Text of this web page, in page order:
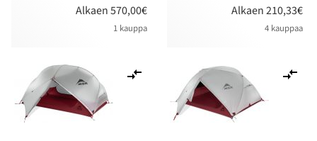
Alkaen 570,00€
1 kauppa
Alkaen 210,33€
4 kauppaa
vertailuun